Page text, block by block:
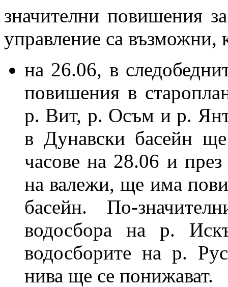
значителни повишения
управление са възможни,
на 26.06, в
повишения в
р. Вит, р. Осъм и р.
в Дунавски басейн
часове на 28.06 и
на валежи, ще има
басейн. По-
водосбора на р.
водосборите на р.
нива ще се понижават.